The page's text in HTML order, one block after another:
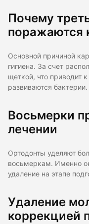
Почему
поражаются
Основной причиной
гигиена. За счет
щеткой, что приводит
развиваются бактерии.
Восьмерки
лечении
Ортодонты уделяют
восьмеркам. Именно
удаление на этапе
Удаление
коррекцией